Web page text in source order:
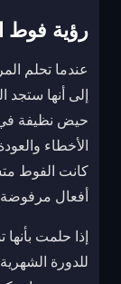
رؤية فوط
عندما تحلم
إلى أنها ستجد
حيض نظيفة في
الأخطاء
كانت الفوط
أفعال
إذا حلمت
للدورة